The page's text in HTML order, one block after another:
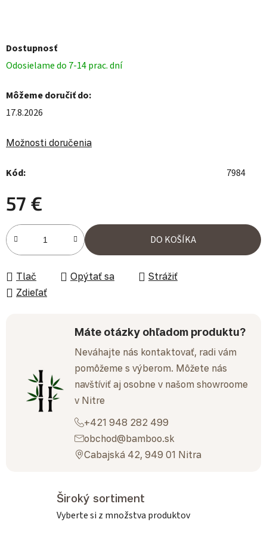
Dostupnosť
Odosielame do 7-14 prac. dní
Môžeme doručiť do:
17.8.2026
Možnosti doručenia
Kód: 7984
57 €
Jednotková cena:
DO KOŠÍKA
Tlač Opýtať sa
Strážiť
Zdieľať
Máte otázky ohľadom produktu?
Neváhajte nás kontaktovať, radi vám
pomôžeme s výberom. Môžete nás
navštíviť aj osobne v našom showroome
v Nitre
+421 948 282 499
obchod@bamboo.sk
Cabajská 42, 949 01 Nitra
Široký sortiment
Vyberte si z množstva produktov